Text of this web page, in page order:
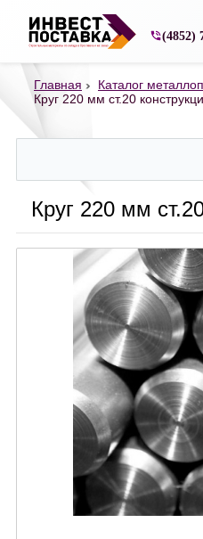
(4852)
Главная Каталог
Круг 220 мм ст.20
Круг 220 мм